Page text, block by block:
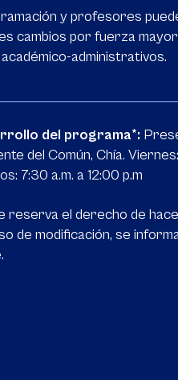
y profesores
cambios por fuerza
administrativos.
del programa*:
del Común, Chía.
7:30 a.m. a 12:00 p.m
reserva el derecho de
de modificación, se